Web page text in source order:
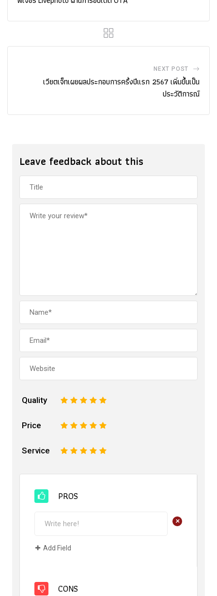
NEXT POST
เวียตเจ็ทเผยผลประกอบการครึ่งปีแรก 2567 เพิ่มขึ้นเป็น
ประวัติการณ์
Leave feedback about this
Quality 5
4
3
2
Price 5
4
3
2
Service 5
4
3
2
PROS
+
Add Field
CONS